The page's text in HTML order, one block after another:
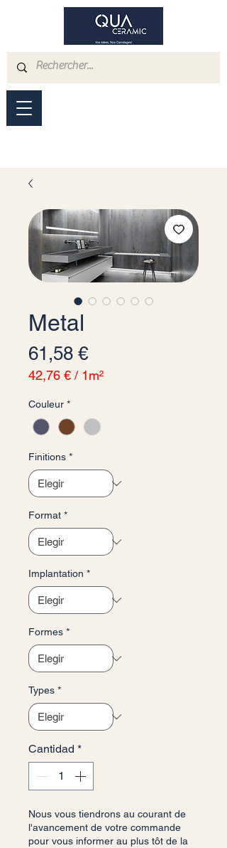
Metal
61,58 €Precio
42,76 € / 1m²
por
1
Metro
cuadrado
Couleur *
Finitions *
Format *
Implantation *
Formes *
Types *
Cantidad *
Nous vous tiendrons au courant de
l'avancement de votre commande
pour vous informer au plus tôt de la